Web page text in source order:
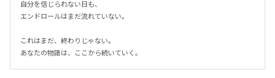
自分を信じられない日も、
エンドロールはまだ流れていない。
これはまだ、終わりじゃない。
あなたの物語は、ここから続いていく。